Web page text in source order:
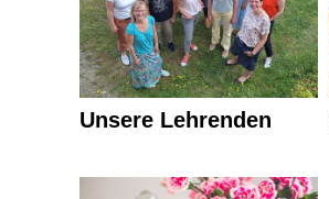
Unsere Lehrenden